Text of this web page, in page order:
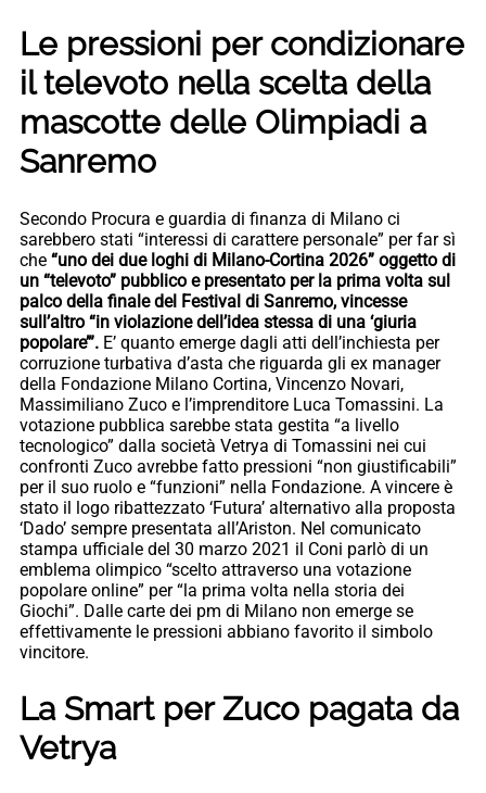
Le pressioni per condizionare
il televoto nella scelta della
mascotte delle Olimpiadi a
Sanremo
Secondo Procura e guardia di finanza di Milano ci
sarebbero stati “interessi di carattere personale” per far sì
che “uno dei due loghi di Milano-Cortina 2026” oggetto di
un “televoto” pubblico e presentato per la prima volta sul
palco della finale del Festival di Sanremo, vincesse
sull’altro “in violazione dell’idea stessa di una ‘giuria
popolare’”. E’ quanto emerge dagli atti dell’inchiesta per
corruzione turbativa d’asta che riguarda gli ex manager
della Fondazione Milano Cortina, Vincenzo Novari,
Massimiliano Zuco e l’imprenditore Luca Tomassini. La
votazione pubblica sarebbe stata gestita “a livello
tecnologico” dalla società Vetrya di Tomassini nei cui
confronti Zuco avrebbe fatto pressioni “non giustificabili”
per il suo ruolo e “funzioni” nella Fondazione. A vincere è
stato il logo ribattezzato ‘Futura’ alternativo alla proposta
‘Dado’ sempre presentata all’Ariston. Nel comunicato
stampa ufficiale del 30 marzo 2021 il Coni parlò di un
emblema olimpico “scelto attraverso una votazione
popolare online” per “la prima volta nella storia dei
Giochi”. Dalle carte dei pm di Milano non emerge se
effettivamente le pressioni abbiano favorito il simbolo
vincitore.
La Smart per Zuco pagata da
Vetrya